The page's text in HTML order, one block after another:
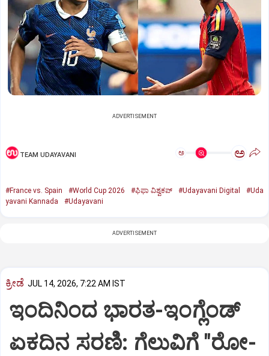
ADVERTISEMENT
TEAM UDAYAVANI ಅ ಅ
#France vs. Spain #World Cup 2026 #ಫಿಫಾ ವಿಶ್ವಕಪ್‌ #Udayavani Digital
#Uda
yavani Kannada
#Udayavani
ADVERTISEMENT
ಕ್ರೀಡೆ JUL 14, 2026, 7:22 AM IST
ಇಂದಿನಿಂದ ಭಾರತ-ಇಂಗ್ಲೆಂಡ್‌
ಏಕದಿನ ಸರಣಿ: ಗೆಲುವಿಗೆ "ರೋ-